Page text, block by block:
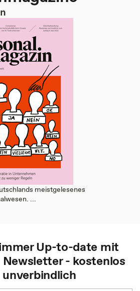
meistgelesenes
...
Up-to-date mit
Newsletter - kostenlos
unverbindlich